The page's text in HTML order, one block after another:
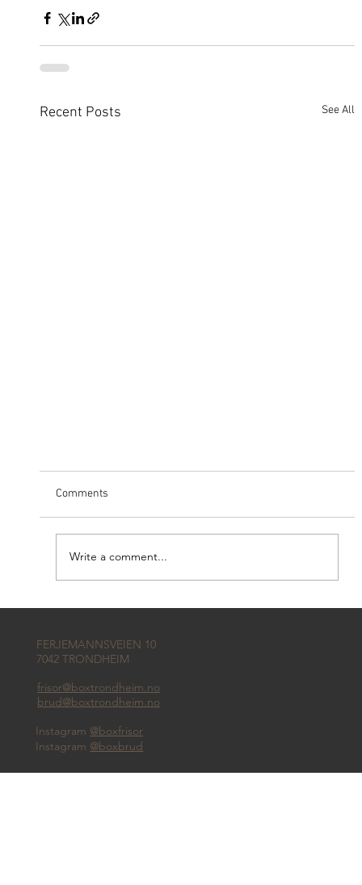
Recent Posts See All
Comments
Write a comment...
Instagram @boxfrisor
Instagram @boxbrud
FERJEMANNSVEIEN 10
7042 TRONDHEIM
frisor@boxtrondheim.no
brud@boxtrondheim.no